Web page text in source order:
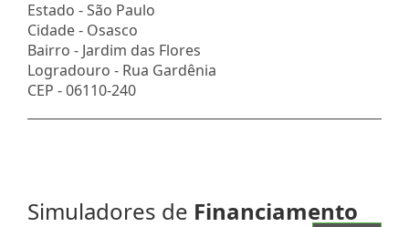
Estado -São Paulo
Cidade - Osasco
Bairro - Jardim das Flores
Logradouro - Rua Gardênia
CEP -06110-240
Simuladores de Financiamento